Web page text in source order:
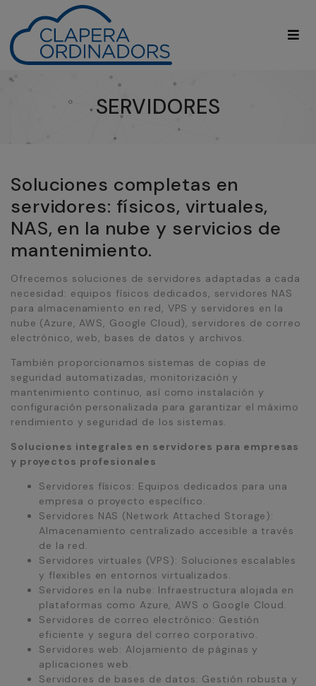
SERVIDORES
Soluciones completas en
servidores: físicos, virtuales,
NAS, en la nube y servicios de
mantenimiento.
Ofrecemos soluciones de servidores adaptadas a cada
necesidad: equipos físicos dedicados, servidores NAS
para almacenamiento en red, VPS y servidores en la
nube (Azure, AWS, Google Cloud), servidores de correo
electrónico, web, bases de datos y archivos.
También proporcionamos sistemas de copias de
seguridad automatizadas, monitorización y
mantenimiento continuo, así como instalación y
configuración personalizada para garantizar el máximo
rendimiento y seguridad de los sistemas.
Soluciones integrales en servidores para empresas
y proyectos profesionales
Servidores físicos: Equipos dedicados para una
empresa o proyecto específico.
Servidores NAS (Network Attached Storage):
Almacenamiento centralizado accesible a través
de la red.
Servidores virtuales (VPS): Soluciones escalables
y flexibles en entornos virtualizados.
Servidores en la nube: Infraestructura alojada en
plataformas como Azure, AWS o Google Cloud.
Servidores de correo electrónico: Gestión
eficiente y segura del correo corporativo.
Servidores web: Alojamiento de páginas y
aplicaciones web.
Servidores de bases de datos: Gestión robusta y